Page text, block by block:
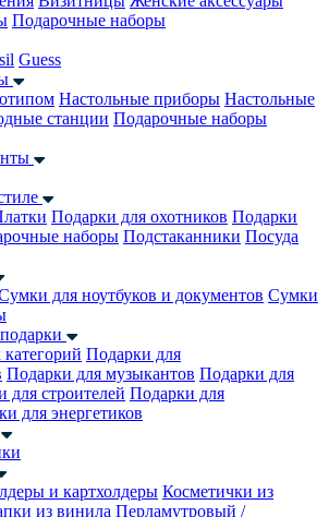
Подарочные наборы
Guess
Настольные приборы Настольные
станции Подарочные наборы
Подарки для охотников Подарки
наборы Подстаканники Посуда
для ноутбуков и документов Сумки
Подарки для
Подарки для музыкантов Подарки для
для строителей Подарки для
для энергетиков
и картхолдеры Косметички из
из винила Перламутровый /